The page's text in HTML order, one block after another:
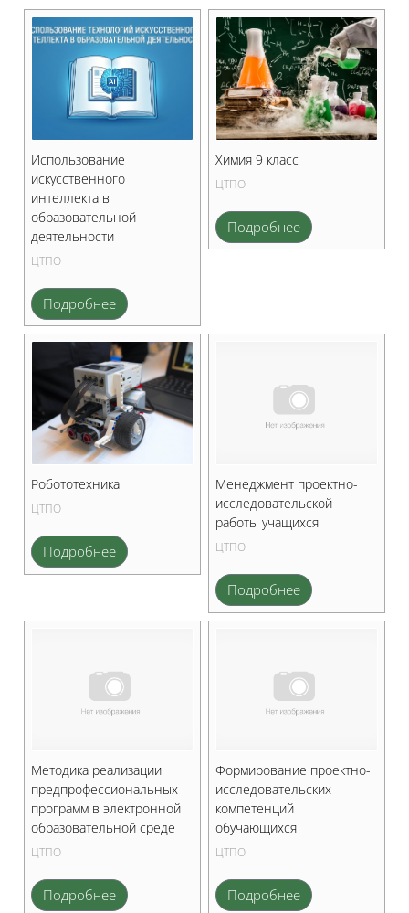
Использование
искусственного
интеллекта в
образовательной
деятельности
ЦТПО
Подробнее
Химия 9 класс
ЦТПО
Подробнее
Робототехника
ЦТПО
Подробнее
Менеджмент проектно-
исследовательской
работы учащихся
ЦТПО
Подробнее
Методика реализации
предпрофессиональных
программ в электронной
образовательной среде
ЦТПО
Подробнее
Формирование проектно-
исследовательских
компетенций
обучающихся
ЦТПО
Подробнее